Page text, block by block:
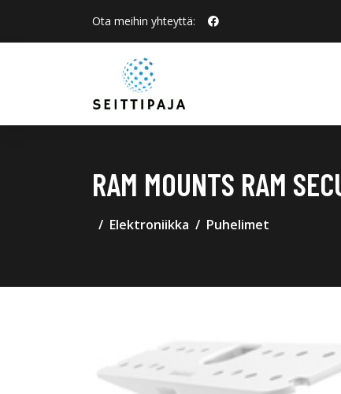
Ota meihin yhteyttä:
RAM MOUNTS RAM
Elektroniikka Puhelimet